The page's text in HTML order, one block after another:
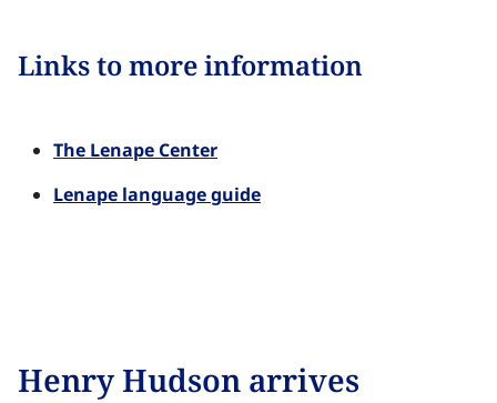
Links to more information​​​​‌ ‍ ​‍​‍‌‍ ‌ ​‍‌‍‍‌‌‍‌ ‌‍‍‌‌‍ ‍​‍​‍​ ‍‍​‍​‍‌ ​ ‌‍​‌‌‍ ‍‌‍‍‌‌ ‌​‌ ‍‌​‍ ‍‌‍‍‌‌‍ ​‍​‍​‍ ​​‍​‍‌‍‍​‌ ​‍‌‍‌‌‌‍‌‍​‍​‍​ ‍‍​‍​‍‌‍‍​‌ ‌​‌ ‌​‌ ​​‌ ​ ​ ‍‍​‍ ​‍ ‌‍​ ‌‍ ‌‌ ​ ​‍ ‍‌‍ ‌‌‍​‌‌‍‍‌‌‍ ‍​‍ ‍​ ​‍​ ​​​ ​‍​ ‌​‌ ​‍‌‍‌‌‌‍‌​‌‍‌‌‌ ​ ‌‍‍‌‌‍‌ ‌‍ ‍​‍ ‍‌ ​‍‌‍‍‌‌ ‌‍‌‍‌‌‌ ​‍‌‍‍ ‌‍‌‌‌‍‌‌‌ ​​‌‍‌‌‌ ​‍​‍ ‍‌‍ ‌ ​‍‌‍‌ ​‍ ‌‍‍‌‌‍ ‍‌ ‌​‌‍‌‌‌‍ ‍‌ ‌​​‍ ‌‍‌‌‌‍‌​‌‍‍‌‌ ‌​​‍ ‌‍ ‌‌‍ ‌‍‌​‌‍‌‌​ ‌‌ ​​‌ ​‍‌‍‌‌‌ ​ ‌‍‌‌‌‍ ‍‌ ‌​‌‍​‌‌ ‌​‌‍‍‌‌‍ ‌‍ ‍​ ‍ ‌‍‍‌‌‍‌​​ ‌‌‍‍​‌‍‍‌‌ ​ ‌ ‌​‌‍ ‌ ​‍‌ ‍‌‌​ ‌‍‌‍‌‌‌​‌‍‍​‌‍‌‌‌​‍​‌ ‌‌‌‍‌​‌ ​ ‌‍ ‌‍ ‍‌‌​‍‌‍‍‌‌ ‌‍‌‍‌‌‌ ​‍​ ‍ ‌ ‌​‌ ‍‌‌ ​​‌‍‌‌​ ‌‌‍‍​‌ ‌‌‌‍‌​‌ ​ ‌‍ ‌‍ ‍‌‌ ‌ ​​‌‍​‌‌‍‌ ‌‍‌‌​ ‍ ‌ ​​‌‍​‌‌ ‌​‌‍‍​​ ‌‌‍​ ‌‍ ‌‍ ‍‌ ‌​‌‍‌‌‌‍ ‍‌ ‌​​‍‌‌​ ‌‌‌​​‍‌‌ ‌‍‍ ‌‍‌‌‌ ‍‌​‍‌‌​ ​ ‌​‌​​‍‌‌​ ​ ‌​‌​​‍‌‌​ ​‍​ ​‍‌‍‌‌​ ‍‌​ ​ ​ ‍​‌‍‌​‌‍​‌​ ​‍​ ‌‍​ ‌‌‌‍​‌​ ‌‌​ ​ ​‍‌‌​ ​‍​ ​‍​‍‌‌​ ‌‌‌​‌​​‍ ‍‌‍​ ‌‍‍​‌‍‍‌‌‍ ​‌‍‌​‌ ​‍‌‍‌‌‌‍ ‍​‍‌‌​ ‌‌‌​​‍‌‌ ‌‍‍ ‌‍‌‌‌ ‍‌​‍‌‌​ ​ ‌​‌​​‍‌‌​ ​ ‌​‌​​‍‌‌​ ​‍​ ​‍​ ​​​ ‌ ​ ​​​ ‌​​ ​‌​ ‍​​ ​‍​ ‍​​ ‍​‌‍​ ‌‍​‌​ ‍‌​ ​​​‍‌‌​ ​‍​ ​‍​‍‌‌​ ‌‌‌​‌​​‍ ‍‌ ‌​‌‍‌‌‌ ‍​‌ ‌​​ ‌‍​‍‌‍​‌‌ ​ ‌‍‌‌‌‌‌‌‌ ​‍‌‍ ​​ ‌‌‍‍​‌ ‌​‌ ‌​‌ ​​‌ ​ ​‍‌‌​ ​ ‌​​‌​‍‌‌​ ​‍‌​‌‍​‍‌‌​ ​‍‌​‌‍‌‍​ ‌‍ ‌‌ ​ ​‍ ‍‌‍ ‌‌‍​‌‌‍‍‌‌‍ ‍​‍ ‍​ ​‍​ ​​​ ​‍​ ‌​‌ ​‍‌‍‌‌‌‍‌​‌‍‌‌‌ ​ ‌‍‍‌‌‍‌ ‌‍ ‍​‍ ‍‌ ​‍‌‍‍‌‌ ‌‍‌‍‌‌‌ ​‍‌‍‍ ‌‍‌‌‌‍‌‌‌ ​​‌‍‌‌‌ ​‍​‍ ‍‌‍ ‌ ​‍‌‍‌ ​‍‌‍‌‍‍‌‌‍‌​​ ‌‌‍‍​‌‍‍‌‌ ​ ‌ ‌​‌‍ ‌ ​‍‌ ‍‌‌​ ‌‍‌‍‌‌‌​‌‍‍​‌‍‌‌‌​‍​‌ ‌‌‌‍‌​‌ ​ ‌‍ ‌‍ ‍‌‌​‍‌‍‍‌‌ ‌‍‌‍‌‌‌ ​‍​‍‌‍‌ ‌​‌ ‍‌‌ ​​‌‍‌‌​ ‌‌‍‍​‌ ‌‌‌‍‌​‌ ​ ‌‍ ‌‍ ‍‌‌ ‌ ​​‌‍​‌‌‍‌ ‌‍‌‌​‍‌‍‌ ​​‌‍​‌‌ ‌​‌‍‍​​ ‌‌‍​ ‌‍ ‌‍ ‍‌ ‌​‌‍‌‌‌‍ ‍‌ ‌​​‍‌‌​ ‌‌‌​​‍‌‌ ‌‍‍ ‌‍‌‌‌ ‍‌​‍‌‌​ ​ ‌​‌​​‍‌‌​ ​ ‌​‌​​‍‌‌​ ​‍​ ​‍‌‍‌‌​ ‍‌​ ​ ​ ‍​‌‍‌​‌‍​‌​ ​‍​ ‌‍​ ‌‌‌‍​‌​ ‌‌​ ​ ​‍‌‌​ ​‍​ ​‍​‍‌‌​ ‌‌‌​‌​​‍ ‍‌‍​ ‌‍‍​‌‍‍‌‌‍ ​‌‍‌​‌ ​‍‌‍‌‌‌‍ ‍​‍‌‌​ ‌‌‌​​‍‌‌ ‌‍‍ ‌‍‌‌‌ ‍‌​‍‌‌​ ​ ‌​‌​​‍‌‌​ ​ ‌​‌​​‍‌‌​ ​‍​ ​‍​ ​​​ ‌ ​ ​​​ ‌​​ ​‌​ ‍​​ ​‍​ ‍​​ ‍​‌‍​ ‌‍​‌​ ‍‌​ ​​​‍‌‌​ ​‍​ ​‍​‍‌‌​ ‌‌‌​‌​​‍ ‍‌ ‌​‌‍‌‌‌ ‍​‌ ‌​​‍‌‍‌ ​​‌‍‌‌‌ ​‍‌ ​ ‌ ​​‌‍‌‌‌‍​ ‌ ‌​‌‍‍‌‌ ‌‍‌‍‌‌​ ‌‌ ​​‌ ‌‌‌‍​‍‌‍ ​‌‍‍‌‌ ​ ‌‍‍​‌‍‌‌‌‍‌​​‍​‍‌ ‌
The Lenape Center​​​​‌ ‍ ​‍​‍‌‍ ‌ ​‍‌‍‍‌‌‍‌ ‌‍‍‌‌‍ ‍​‍​‍​ ‍‍​‍​‍‌ ​ ‌‍​‌‌‍ ‍‌‍‍‌‌ ‌​‌ ‍‌​‍ ‍‌‍‍‌‌‍ ​‍​‍​‍ ​​‍​‍‌‍‍​‌ ​‍‌‍‌‌‌‍‌‍​‍​‍​ ‍‍​‍​‍‌‍‍​‌ ‌​‌ ‌​‌ ​​‌ ​ ​ ‍‍​‍ ​‍ ‌‍​ ‌‍ ‌‌ ​ ​‍ ‍‌‍ ‌‌‍​‌‌‍‍‌‌‍ ‍​‍ ‍​ ​‍​ ​​​ ​‍​ ‌​‌ ​‍‌‍‌‌‌‍‌​‌‍‌‌‌ ​ ‌‍‍‌‌‍‌ ‌‍ ‍​‍ ‍‌ ​‍‌‍‍‌‌ ‌‍‌‍‌‌‌ ​‍‌‍‍ ‌‍‌‌‌‍‌‌‌ ​​‌‍‌‌‌ ​‍​‍ ‍‌‍ ‌ ​‍‌‍‌ ​‍ ‌‍‍‌‌‍ ‍‌ ‌​‌‍‌‌‌‍ ‍‌ ‌​​‍ ‌‍‌‌‌‍‌​‌‍‍‌‌ ‌​​‍ ‌‍ ‌‌‍ ‌‍‌​‌‍‌‌​ ‌‌ ​​‌ ​‍‌‍‌‌‌ ​ ‌‍‌‌‌‍ ‍‌ ‌​‌‍​‌‌ ‌​‌‍‍‌‌‍ ‌‍ ‍​ ‍ ‌‍‍‌‌‍‌​​ ‌‌‍‍​‌‍‍‌‌ ​ ‌ ‌​‌‍ ‌ ​‍‌ ‍‌‌​ ‌‍‌‍‌‌‌​‌‍‍​‌‍‌‌‌​‍​‌ ‌‌‌‍‌​‌ ​ ‌‍ ‌‍ ‍‌‌​‍‌‍‍‌‌ ‌‍‌‍‌‌‌ ​‍​ ‍ ‌ ‌​‌ ‍‌‌ ​​‌‍‌‌​ ‌‌‍‍​‌ ‌‌‌‍‌​‌ ​ ‌‍ ‌‍ ‍‌‌ ‌ ​​‌‍​‌‌‍‌ ‌‍‌‌​ ‍ ‌ ​​‌‍​‌‌ ‌​‌‍‍​​ ‌‌‍​ ‌‍ ‌‍ ‍‌ ‌​‌‍‌‌‌‍ ‍‌ ‌​​‍‌‌​ ‌‌‌​​‍‌‌ ‌‍‍ ‌‍‌‌‌ ‍‌​‍‌‌​ ​ ‌​‌​​‍‌‌​ ​ ‌​‌​​‍‌‌​ ​‍​ ​‍​ ‍‌​ ​​​ ​​​ ​‍‌‍‌‌​ ‌‍‌‍‌‍‌‍​‍​ ​ ​ ‍‌‌‍‌‌‌‍​‌​‍‌‌​ ​‍​ ​‍​‍‌‌​ ‌‌‌​‌​​‍ ‍‌‍ ​‌‍‍‌‌‍ ‍‌‍‍ ‌ ​ ​‍‌‌​ ‌‌‌​​‍‌‌ ‌‍‍ ‌‍‌‌‌ ‍‌​‍‌‌​ ​ ‌​‌​​‍‌‌​ ​ ‌​‌​​‍‌‌​ ​‍​ ​‍​ ‌ ‌‍‌‌​ ‌‌​ ‌​​ ​‍‌‍‌​​ ‍‌​ ‌​​ ‌‍‌‍‌‌​ ​‍​ ​​​‍‌‌​ ​‍​ ​‍​‍‌‌​ ‌‌‌​‌​​‍ ‍‌ ‌​‌‍‌‌‌ ‍​‌ ‌​​ ‌‍​‍‌‍​‌‌ ​ ‌‍‌‌‌‌‌‌‌ ​‍‌‍ ​​ ‌‌‍‍​‌ ‌​‌ ‌​‌ ​​‌ ​ ​‍‌‌​ ​ ‌​​‌​‍‌‌​ ​‍‌​‌‍​‍‌‌​ ​‍‌​‌‍‌‍​ ‌‍ ‌‌ ​ ​‍ ‍‌‍ ‌‌‍​‌‌‍‍‌‌‍ ‍​‍ ‍​ ​‍​ ​​​ ​‍​ ‌​‌ ​‍‌‍‌‌‌‍‌​‌‍‌‌‌ ​ ‌‍‍‌‌‍‌ ‌‍ ‍​‍ ‍‌ ​‍‌‍‍‌‌ ‌‍‌‍‌‌‌ ​‍‌‍‍ ‌‍‌‌‌‍‌‌‌ ​​‌‍‌‌‌ ​‍​‍ ‍‌‍ ‌ ​‍‌‍‌ ​‍‌‍‌‍‍‌‌‍‌​​ ‌‌‍‍​‌‍‍‌‌ ​ ‌ ‌​‌‍ ‌ ​‍‌ ‍‌‌​ ‌‍‌‍‌‌‌​‌‍‍​‌‍‌‌‌​‍​‌ ‌‌‌‍‌​‌ ​ ‌‍ ‌‍ ‍‌‌​‍‌‍‍‌‌ ‌‍‌‍‌‌‌ ​‍​‍‌‍‌ ‌​‌ ‍‌‌ ​​‌‍‌‌​ ‌‌‍‍​‌ ‌‌‌‍‌​‌ ​ ‌‍ ‌‍ ‍‌‌ ‌ ​​‌‍​‌‌‍‌ ‌‍‌‌​‍‌‍‌ ​​‌‍​‌‌ ‌​‌‍‍​​ ‌‌‍​ ‌‍ ‌‍ ‍‌ ‌​‌‍‌‌‌‍ ‍‌ ‌​​‍‌‌​ ‌‌‌​​‍‌‌ ‌‍‍ ‌‍‌‌‌ ‍‌​‍‌‌​ ​ ‌​‌​​‍‌‌​ ​ ‌​‌​​‍‌‌​ ​‍​ ​‍​ ‍‌​ ​​​ ​​​ ​‍‌‍‌‌​ ‌‍‌‍‌‍‌‍​‍​ ​ ​ ‍‌‌‍‌‌‌‍​‌​‍‌‌​ ​‍​ ​‍​‍‌‌​ ‌‌‌​‌​​‍ ‍‌‍ ​‌‍‍‌‌‍ ‍‌‍‍ ‌ ​ ​‍‌‌​ ‌‌‌​​‍‌‌ ‌‍‍ ‌‍‌‌‌ ‍‌​‍‌‌​ ​ ‌​‌​​‍‌‌​ ​ ‌​‌​​‍‌‌​ ​‍​ ​‍​ ‌ ‌‍‌‌​ ‌‌​ ‌​​ ​‍‌‍‌​​ ‍‌​ ‌​​ ‌‍‌‍‌‌​ ​‍​ ​​​‍‌‌​ ​‍​ ​‍​‍‌‌​ ‌‌‌​‌​​‍ ‍‌ ‌​‌‍‌‌‌ ‍​‌ ‌​​‍‌‍‌ ​​‌‍‌‌‌ ​‍‌ ​ ‌ ​​‌‍‌‌‌‍​ ‌ ‌​‌‍‍‌‌ ‌‍‌‍‌‌​ ‌‌ ​​‌ ‌‌‌‍​‍‌‍ ​‌‍‍‌‌ ​ ‌‍‍​‌‍‌‌‌‍‌​​‍​‍‌ ‌
Lenape language guide​​​​‌ ‍ ​‍​‍‌‍ ‌ ​‍‌‍‍‌‌‍‌ ‌‍‍‌‌‍ ‍​‍​‍​ ‍‍​‍​‍‌ ​ ‌‍​‌‌‍ ‍‌‍‍‌‌ ‌​‌ ‍‌​‍ ‍‌‍‍‌‌‍ ​‍​‍​‍ ​​‍​‍‌‍‍​‌ ​‍‌‍‌‌‌‍‌‍​‍​‍​ ‍‍​‍​‍‌‍‍​‌ ‌​‌ ‌​‌ ​​‌ ​ ​ ‍‍​‍ ​‍ ‌‍​ ‌‍ ‌‌ ​ ​‍ ‍‌‍ ‌‌‍​‌‌‍‍‌‌‍ ‍​‍ ‍​ ​‍​ ​​​ ​‍​ ‌​‌ ​‍‌‍‌‌‌‍‌​‌‍‌‌‌ ​ ‌‍‍‌‌‍‌ ‌‍ ‍​‍ ‍‌ ​‍‌‍‍‌‌ ‌‍‌‍‌‌‌ ​‍‌‍‍ ‌‍‌‌‌‍‌‌‌ ​​‌‍‌‌‌ ​‍​‍ ‍‌‍ ‌ ​‍‌‍‌ ​‍ ‌‍‍‌‌‍ ‍‌ ‌​‌‍‌‌‌‍ ‍‌ ‌​​‍ ‌‍‌‌‌‍‌​‌‍‍‌‌ ‌​​‍ ‌‍ ‌‌‍ ‌‍‌​‌‍‌‌​ ‌‌ ​​‌ ​‍‌‍‌‌‌ ​ ‌‍‌‌‌‍ ‍‌ ‌​‌‍​‌‌ ‌​‌‍‍‌‌‍ ‌‍ ‍​ ‍ ‌‍‍‌‌‍‌​​ ‌‌‍‍​‌‍‍‌‌ ​ ‌ ‌​‌‍ ‌ ​‍‌ ‍‌‌​ ‌‍‌‍‌‌‌​‌‍‍​‌‍‌‌‌​‍​‌ ‌‌‌‍‌​‌ ​ ‌‍ ‌‍ ‍‌‌​‍‌‍‍‌‌ ‌‍‌‍‌‌‌ ​‍​ ‍ ‌ ‌​‌ ‍‌‌ ​​‌‍‌‌​ ‌‌‍‍​‌ ‌‌‌‍‌​‌ ​ ‌‍ ‌‍ ‍‌‌ ‌ ​​‌‍​‌‌‍‌ ‌‍‌‌​ ‍ ‌ ​​‌‍​‌‌ ‌​‌‍‍​​ ‌‌‍​ ‌‍ ‌‍ ‍‌ ‌​‌‍‌‌‌‍ ‍‌ ‌​​‍‌‌​ ‌‌‌​​‍‌‌ ‌‍‍ ‌‍‌‌‌ ‍‌​‍‌‌​ ​ ‌​‌​​‍‌‌​ ​ ‌​‌​​‍‌‌​ ​‍​ ​‍​ ‍‌​ ​​​ ​​​ ​‍‌‍‌‌​ ‌‍‌‍‌‍‌‍​‍​ ​ ​ ‍‌‌‍‌‌‌‍​‌​‍‌‌​ ​‍​ ​‍​‍‌‌​ ‌‌‌​‌​​‍ ‍‌‍ ​‌‍‍‌‌‍ ‍‌‍‍ ‌ ​ ​‍‌‌​ ‌‌‌​​‍‌‌ ‌‍‍ ‌‍‌‌‌ ‍‌​‍‌‌​ ​ ‌​‌​​‍‌‌​ ​ ‌​‌​​‍‌‌​ ​‍​ ​‍‌‍‌​​ ‍​​ ‌​​ ‌‍‌‍‌‍‌‍‌‌​ ‍‌‌‍‌​​ ‌‍‌‍‌​‌‍‌‌‌‍​‌​‍‌‌​ ​‍​ ​‍​‍‌‌​ ‌‌‌​‌​​‍ ‍‌ ‌​‌‍‌‌‌ ‍​‌ ‌​​ ‌‍​‍‌‍​‌‌ ​ ‌‍‌‌‌‌‌‌‌ ​‍‌‍ ​​ ‌‌‍‍​‌ ‌​‌ ‌​‌ ​​‌ ​ ​‍‌‌​ ​ ‌​​‌​‍‌‌​ ​‍‌​‌‍​‍‌‌​ ​‍‌​‌‍‌‍​ ‌‍ ‌‌ ​ ​‍ ‍‌‍ ‌‌‍​‌‌‍‍‌‌‍ ‍​‍ ‍​ ​‍​ ​​​ ​‍​ ‌​‌ ​‍‌‍‌‌‌‍‌​‌‍‌‌‌ ​ ‌‍‍‌‌‍‌ ‌‍ ‍​‍ ‍‌ ​‍‌‍‍‌‌ ‌‍‌‍‌‌‌ ​‍‌‍‍ ‌‍‌‌‌‍‌‌‌ ​​‌‍‌‌‌ ​‍​‍ ‍‌‍ ‌ ​‍‌‍‌ ​‍‌‍‌‍‍‌‌‍‌​​ ‌‌‍‍​‌‍‍‌‌ ​ ‌ ‌​‌‍ ‌ ​‍‌ ‍‌‌​ ‌‍‌‍‌‌‌​‌‍‍​‌‍‌‌‌​‍​‌ ‌‌‌‍‌​‌ ​ ‌‍ ‌‍ ‍‌‌​‍‌‍‍‌‌ ‌‍‌‍‌‌‌ ​‍​‍‌‍‌ ‌​‌ ‍‌‌ ​​‌‍‌‌​ ‌‌‍‍​‌ ‌‌‌‍‌​‌ ​ ‌‍ ‌‍ ‍‌‌ ‌ ​​‌‍​‌‌‍‌ ‌‍‌‌​‍‌‍‌ ​​‌‍​‌‌ ‌​‌‍‍​​ ‌‌‍​ ‌‍ ‌‍ ‍‌ ‌​‌‍‌‌‌‍ ‍‌ ‌​​‍‌‌​ ‌‌‌​​‍‌‌ ‌‍‍ ‌‍‌‌‌ ‍‌​‍‌‌​ ​ ‌​‌​​‍‌‌​ ​ ‌​‌​​‍‌‌​ ​‍​ ​‍​ ‍‌​ ​​​ ​​​ ​‍‌‍‌‌​ ‌‍‌‍‌‍‌‍​‍​ ​ ​ ‍‌‌‍‌‌‌‍​‌​‍‌‌​ ​‍​ ​‍​‍‌‌​ ‌‌‌​‌​​‍ ‍‌‍ ​‌‍‍‌‌‍ ‍‌‍‍ ‌ ​ ​‍‌‌​ ‌‌‌​​‍‌‌ ‌‍‍ ‌‍‌‌‌ ‍‌​‍‌‌​ ​ ‌​‌​​‍‌‌​ ​ ‌​‌​​‍‌‌​ ​‍​ ​‍‌‍‌​​ ‍​​ ‌​​ ‌‍‌‍‌‍‌‍‌‌​ ‍‌‌‍‌​​ ‌‍‌‍‌​‌‍‌‌‌‍​‌​‍‌‌​ ​‍​ ​‍​‍‌‌​ ‌‌‌​‌​​‍ ‍‌ ‌​‌‍‌‌‌ ‍​‌ ‌​​‍‌‍‌ ​​‌‍‌‌‌ ​‍‌ ​ ‌ ​​‌‍‌‌‌‍​ ‌ ‌​‌‍‍‌‌ ‌‍‌‍‌‌​ ‌‌ ​​‌ ‌‌‌‍​‍‌‍ ​‌‍‍‌‌ ​ ‌‍‍​‌‍‌‌‌‍‌​​‍​‍‌ ‌
Henry Hudson arrives​​​​‌ ‍ ​‍​‍‌‍ ‌ ​‍‌‍‍‌‌‍‌ ‌‍‍‌‌‍ ‍​‍​‍​ ‍‍​‍​‍‌ ​ ‌‍​‌‌‍ ‍‌‍‍‌‌ ‌​‌ ‍‌​‍ ‍‌‍‍‌‌‍ ​‍​‍​‍ ​​‍​‍‌‍‍​‌ ​‍‌‍‌‌‌‍‌‍​‍​‍​ ‍‍​‍​‍‌‍‍​‌ ‌​‌ ‌​‌ ​​‌ ​ ​ ‍‍​‍ ​‍ ‌‍​ ‌‍ ‌‌ ​ ​‍ ‍‌‍ ‌‌‍​‌‌‍‍‌‌‍ ‍​‍ ‍​ ​‍​ ​​​ ​‍​ ‌​‌ ​‍‌‍‌‌‌‍‌​‌‍‌‌‌ ​ ‌‍‍‌‌‍‌ ‌‍ ‍​‍ ‍‌ ​‍‌‍‍‌‌ ‌‍‌‍‌‌‌ ​‍‌‍‍ ‌‍‌‌‌‍‌‌‌ ​​‌‍‌‌‌ ​‍​‍ ‍‌‍ ‌ ​‍‌‍‌ ​‍ ‌‍‍‌‌‍ ‍‌ ‌​‌‍‌‌‌‍ ‍‌ ‌​​‍ ‌‍‌‌‌‍‌​‌‍‍‌‌ ‌​​‍ ‌‍ ‌‌‍ ‌‍‌​‌‍‌‌​ ‌‌ ​​‌ ​‍‌‍‌‌‌ ​ ‌‍‌‌‌‍ ‍‌ ‌​‌‍​‌‌ ‌​‌‍‍‌‌‍ ‌‍ ‍​ ‍ ‌‍‍‌‌‍‌​​ ‌‌‍‍​‌‍‍‌‌ ​ ‌ ‌​‌‍ ‌ ​‍‌ ‍‌‌​ ‌‍‌‍‌‌‌​‌‍‍​‌‍‌‌‌​‍​‌ ‌‌‌‍‌​‌ ​ ‌‍ ‌‍ ‍‌‌​‍‌‍‍‌‌ ‌‍‌‍‌‌‌ ​‍​ ‍ ‌ ‌​‌ ‍‌‌ ​​‌‍‌‌​ ‌‌‍‍​‌ ‌‌‌‍‌​‌ ​ ‌‍ ‌‍ ‍‌‌ ‌ ​​‌‍​‌‌‍‌ ‌‍‌‌​ ‍ ‌ ​​‌‍​‌‌ ‌​‌‍‍​​ ‌‌‍​ ‌‍ ‌‍ ‍‌ ‌​‌‍‌‌‌‍ ‍‌ ‌​​‍‌‌​ ‌‌‌​​‍‌‌ ‌‍‍ ‌‍‌‌‌ ‍‌​‍‌‌​ ​ ‌​‌​​‍‌‌​ ​ ‌​‌​​‍‌‌​ ​‍​ ​‍​ ‍‌​ ‍‌​ ‌‍‌‍​ ​ ​ ​ ‌ ‌‍​ ‌‍​‍​ ‌ ‌‍‌‍​ ‌‌​ ​ ​‍‌‌​ ​‍​ ​‍​‍‌‌​ ‌‌‌​‌​​‍ ‍‌‍​ ‌‍‍​‌‍‍‌‌‍ ​‌‍‌​‌ ​‍‌‍‌‌‌‍ ‍​‍‌‌​ ‌‌‌​​‍‌‌ ‌‍‍ ‌‍‌‌‌ ‍‌​‍‌‌​ ​ ‌​‌​​‍‌‌​ ​ ‌​‌​​‍‌‌​ ​‍​ ​‍​ ‌‍​ ​​‌‍​‍​ ‌ ​ ​ ​ ‌ ‌‍‌​‌‍​‌​ ​ ​ ‌ ‌‍​‌‌‍​‍​ ​​​‍‌‌​ ​‍​ ​‍​‍‌‌​ ‌‌‌​‌​​‍ ‍‌ ‌​‌‍‌‌‌ ‍​‌ ‌​​ ‌‍​‍‌‍​‌‌ ​ ‌‍‌‌‌‌‌‌‌ ​‍‌‍ ​​ ‌‌‍‍​‌ ‌​‌ ‌​‌ ​​‌ ​ ​‍‌‌​ ​ ‌​​‌​‍‌‌​ ​‍‌​‌‍​‍‌‌​ ​‍‌​‌‍‌‍​ ‌‍ ‌‌ ​ ​‍ ‍‌‍ ‌‌‍​‌‌‍‍‌‌‍ ‍​‍ ‍​ ​‍​ ​​​ ​‍​ ‌​‌ ​‍‌‍‌‌‌‍‌​‌‍‌‌‌ ​ ‌‍‍‌‌‍‌ ‌‍ ‍​‍ ‍‌ ​‍‌‍‍‌‌ ‌‍‌‍‌‌‌ ​‍‌‍‍ ‌‍‌‌‌‍‌‌‌ ​​‌‍‌‌‌ ​‍​‍ ‍‌‍ ‌ ​‍‌‍‌ ​‍‌‍‌‍‍‌‌‍‌​​ ‌‌‍‍​‌‍‍‌‌ ​ ‌ ‌​‌‍ ‌ ​‍‌ ‍‌‌​ ‌‍‌‍‌‌‌​‌‍‍​‌‍‌‌‌​‍​‌ ‌‌‌‍‌​‌ ​ ‌‍ ‌‍ ‍‌‌​‍‌‍‍‌‌ ‌‍‌‍‌‌‌ ​‍​‍‌‍‌ ‌​‌ ‍‌‌ ​​‌‍‌‌​ ‌‌‍‍​‌ ‌‌‌‍‌​‌ ​ ‌‍ ‌‍ ‍‌‌ ‌ ​​‌‍​‌‌‍‌ ‌‍‌‌​‍‌‍‌ ​​‌‍​‌‌ ‌​‌‍‍​​ ‌‌‍​ ‌‍ ‌‍ ‍‌ ‌​‌‍‌‌‌‍ ‍‌ ‌​​‍‌‌​ ‌‌‌​​‍‌‌ ‌‍‍ ‌‍‌‌‌ ‍‌​‍‌‌​ ​ ‌​‌​​‍‌‌​ ​ ‌​‌​​‍‌‌​ ​‍​ ​‍​ ‍‌​ ‍‌​ ‌‍‌‍​ ​ ​ ​ ‌ ‌‍​ ‌‍​‍​ ‌ ‌‍‌‍​ ‌‌​ ​ ​‍‌‌​ ​‍​ ​‍​‍‌‌​ ‌‌‌​‌​​‍ ‍‌‍​ ‌‍‍​‌‍‍‌‌‍ ​‌‍‌​‌ ​‍‌‍‌‌‌‍ ‍​‍‌‌​ ‌‌‌​​‍‌‌ ‌‍‍ ‌‍‌‌‌ ‍‌​‍‌‌​ ​ ‌​‌​​‍‌‌​ ​ ‌​‌​​‍‌‌​ ​‍​ ​‍​ ‌‍​ ​​‌‍​‍​ ‌ ​ ​ ​ ‌ ‌‍‌​‌‍​‌​ ​ ​ ‌ ‌‍​‌‌‍​‍​ ​​​‍‌‌​ ​‍​ ​‍​‍‌‌​ ‌‌‌​‌​​‍ ‍‌ ‌​‌‍‌‌‌ ‍​‌ ‌​​‍‌‍‌ ​​‌‍‌‌‌ ​‍‌ ​ ‌ ​​‌‍‌‌‌‍​ ‌ ‌​‌‍‍‌‌ ‌‍‌‍‌‌​ ‌‌ ​​‌ ‌‌‌‍​‍‌‍ ​‌‍‍‌‌ ​ ‌‍‍​‌‍‌‌‌‍‌​​‍​‍‌ ‌